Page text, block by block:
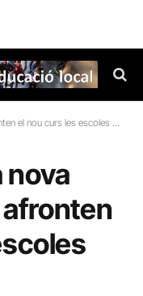
curs les escoles municipals?
nova